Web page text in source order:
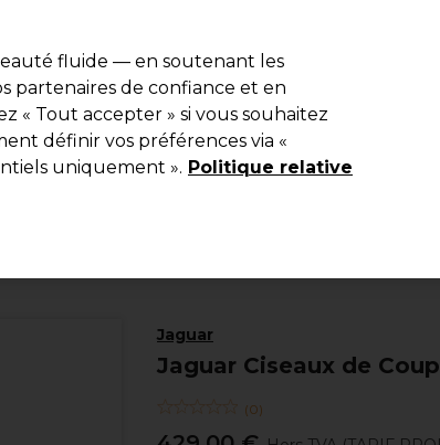
de salon Beauté Hommes Les
Jaguar
Jaguar Ciseaux de
(0)
fluide — en soutenant les
partenaires de confiance et en
« Tout accepter » si vous souhaitez
définir vos préférences via «
uniquement ». Politique relative